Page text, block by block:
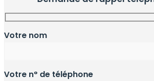
Votre nom
Votre n° de téléphone